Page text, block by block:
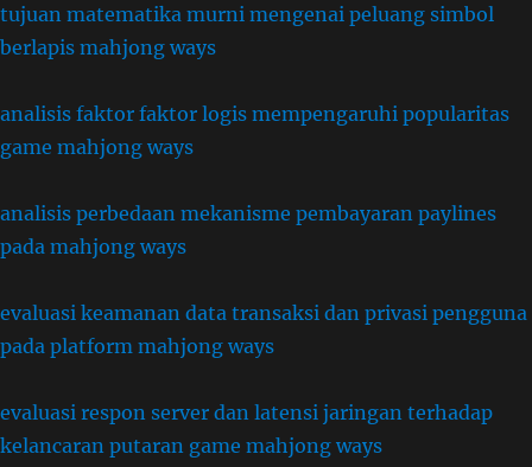
tujuan matematika murni mengenai peluang simbol
berlapis mahjong ways
analisis faktor faktor logis mempengaruhi popularitas
game mahjong ways
analisis perbedaan mekanisme pembayaran paylines
pada mahjong ways
evaluasi keamanan data transaksi dan privasi pengguna
pada platform mahjong ways
evaluasi respon server dan latensi jaringan terhadap
kelancaran putaran game mahjong ways